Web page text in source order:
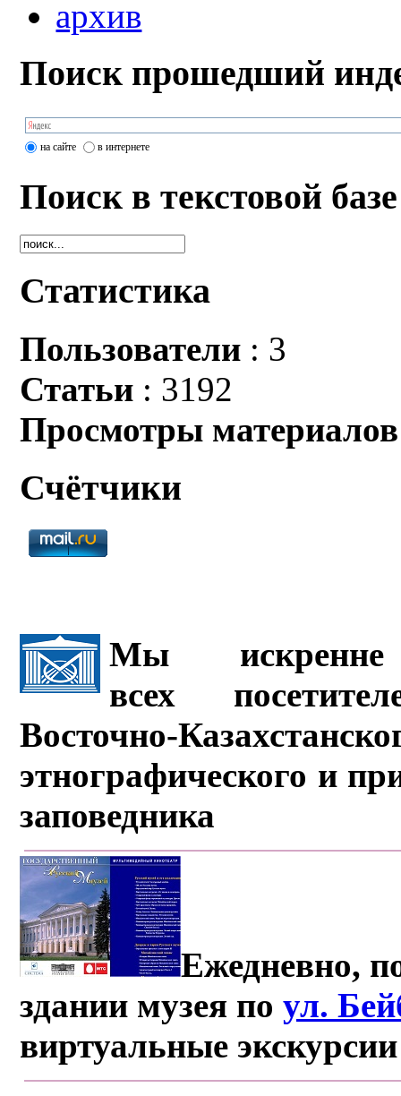
архив
Поиск прошедший
на сайте в интернете
Поиск в текстовой базе
Статистика
Пользователи : 3
Статьи : 3192
Просмотры материалов
Счётчики
Мы искренне
всех
Восточно-
этнографического и
заповедника
Ежедневно,
здании музея поул.
виртуальные